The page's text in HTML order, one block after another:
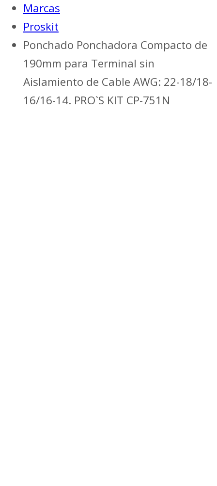
Marcas
Proskit
Ponchado Ponchadora Compacto de
190mm para Terminal sin
Aislamiento de Cable AWG: 22-18/18-
16/16-14. PRO`S KIT CP-751N